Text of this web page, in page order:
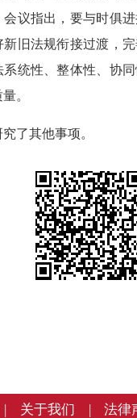
会议指出，要与时俱
旧法规衔接过渡，完
系统性、整体性、协
。
了其他事项。
| 关于我们 | 法律